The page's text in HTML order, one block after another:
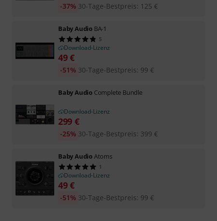
30-Tage-Bestpreis: 125 €
-37%
Baby Audio BA-1
5
Download-Lizenz
49€
30-Tage-Bestpreis: 99 €
-51%
Baby Audio Complete Bundle
Download-Lizenz
299 €
30-Tage-Bestpreis: 399 €
-25%
Baby AudioAtoms
1
Download-Lizenz
49€
30-Tage-Bestpreis: 99 €
-51%